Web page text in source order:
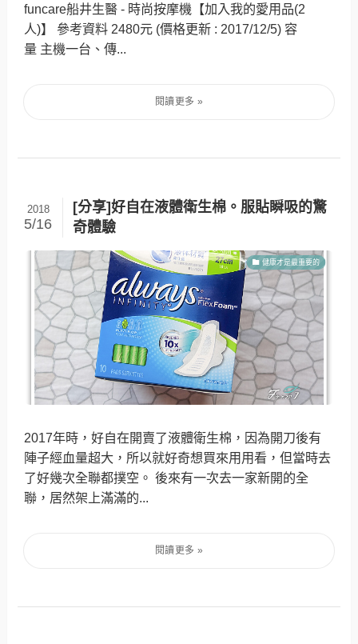
funcare船井生醫 - 時尚按摩機【加入我的愛用品(2
人)】 參考資料 2480元 (價格更新 : 2017/12/5) 容
量 主機一台、傳...
[分享]好自在液體衛生棉。服貼瞬吸的驚
奇體驗
2018
5/16
健康才是最重要的
2017年時，好自在開賣了液體衛生棉，因為開刀後有
陣子經血量超大，所以就好奇想買來用用看，但當時去
了好幾次全聯都撲空。 後來有一次去一家新開的全
聯，居然架上滿滿的...